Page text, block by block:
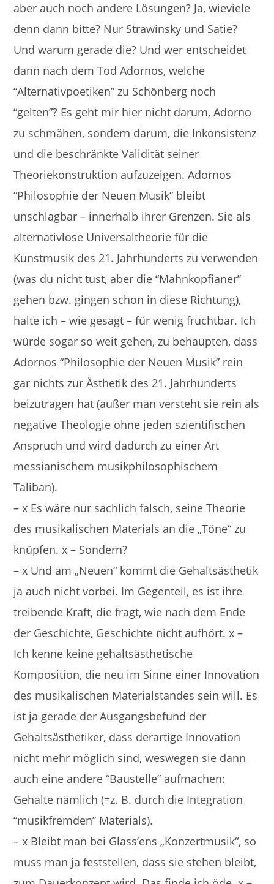
aber auch noch andere Lösungen? Ja, wieviele
denn dann bitte? Nur Strawinsky und Satie?
Und warum gerade die? Und wer entscheidet
dann nach dem Tod Adornos, welche
“Alternativpoetiken” zu Schönberg noch
“gelten”? Es geht mir hier nicht darum, Adorno
zu schmähen, sondern darum, die Inkonsistenz
und die beschränkte Validität seiner
Theoriekonstruktion aufzuzeigen. Adornos
“Philosophie der Neuen Musik” bleibt
unschlagbar – innerhalb ihrer Grenzen. Sie als
alternativlose Universaltheorie für die
Kunstmusik des 21. Jahrhunderts zu verwenden
(was du nicht tust, aber die “Mahnkopfianer”
gehen bzw. gingen schon in diese Richtung),
halte ich – wie gesagt – für wenig fruchtbar. Ich
würde sogar so weit gehen, zu behaupten, dass
Adornos “Philosophie der Neuen Musik” rein
gar nichts zur Ästhetik des 21. Jahrhunderts
beizutragen hat (außer man versteht sie rein als
negative Theologie ohne jeden szientifischen
Anspruch und wird dadurch zu einer Art
messianischem musikphilosophischem
Taliban).
– x Es wäre nur sachlich falsch, seine Theorie
des musikalischen Materials an die „Töne“ zu
knüpfen. x – Sondern?
– x Und am „Neuen“ kommt die Gehaltsästhetik
ja auch nicht vorbei. Im Gegenteil, es ist ihre
treibende Kraft, die fragt, wie nach dem Ende
der Geschichte, Geschichte nicht aufhört. x –
Ich kenne keine gehaltsästhetische
Komposition, die neu im Sinne einer Innovation
des musikalischen Materialstandes sein will. Es
ist ja gerade der Ausgangsbefund der
Gehaltsästhetiker, dass derartige Innovation
nicht mehr möglich sind, weswegen sie dann
auch eine andere “Baustelle” aufmachen:
Gehalte nämlich (=z. B. durch die Integration
“musikfremden” Materials).
– x Bleibt man bei Glass’ens „Konzertmusik“, so
muss man ja feststellen, dass sie stehen bleibt,